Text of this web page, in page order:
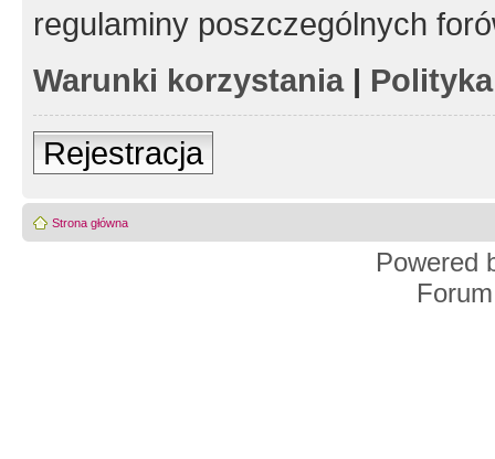
regulaminy poszczególnych
Warunki korzystania|
Rejestracja
Strona główna
Powered